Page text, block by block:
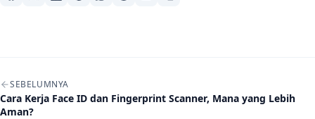
Navigasi artikel
SEBELUMNYA
Cara Kerja Face ID dan Fingerprint Scanner, Mana yang Lebih
Aman?